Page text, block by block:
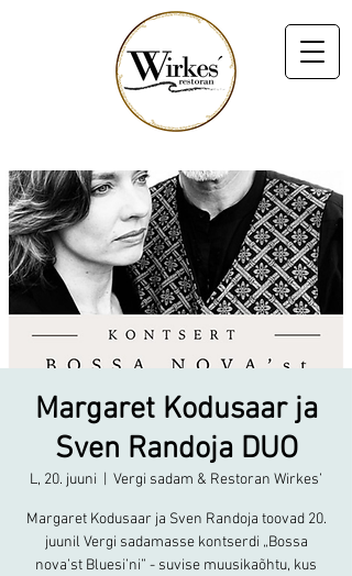
Margaret Kodusaar ja
Sven Randoja DUO
L, 20. juuni Vergi sadam & Restoran Wirkes’
Margaret Kodusaar ja Sven Randoja toovad 20.
juunil Vergi sadamasse kontserdi „Bossa
nova’st Bluesi’ni” - suvise muusikaõhtu, kus